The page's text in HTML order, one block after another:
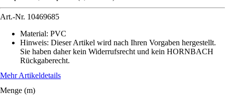
Art.-Nr. 10469685
Material: PVC
Hinweis: Dieser Artikel wird nach Ihren Vorgaben hergestellt.
Sie haben daher kein Widerrufsrecht und kein HORNBACH
Rückgaberecht.
Mehr Artikeldetails
Menge (m)